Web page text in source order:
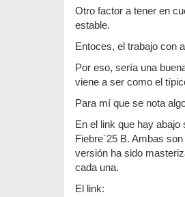
Otro factor a tener en
estable.
Entoces, el trabajo con
Por eso, sería una
viene a ser como el
Para mí que se nota
En el link que hay
Fiebre´25 B. Ambas
versión ha sido
cada una.
El link: